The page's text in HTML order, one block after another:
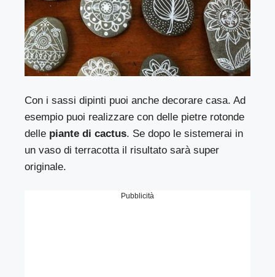
Con i sassi dipinti puoi anche decorare casa. Ad
esempio puoi realizzare con delle pietre rotonde
delle piante di cactus. Se dopo le sistemerai in
un vaso di terracotta il risultato sarà super
originale.
Pubblicità